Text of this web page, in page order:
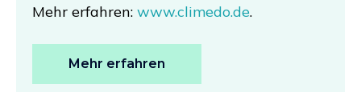
Mehr erfahren: www.climedo.de.
Mehr erfahren